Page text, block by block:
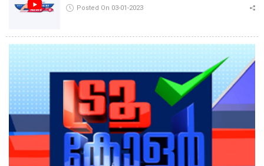
Posted On 03-01-2023